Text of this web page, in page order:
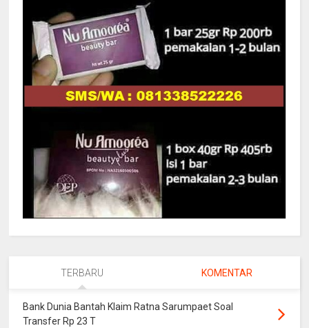
TERBARU KOMENTAR
Bank Dunia Bantah Klaim Ratna Sarumpaet Soal
Transfer Rp 23 T